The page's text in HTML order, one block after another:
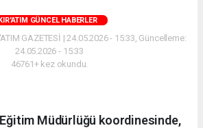
GÜNCEL HABERLER
GAZETESİ | 24.05.2026 - 15:33, Güncelleme:
24.05.2026 - 15:33
46761+ kez okundu.
Müdürlüğü koordinesinde,